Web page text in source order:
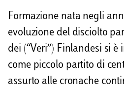
Formazione nata negli
evoluzione del disciolto
dei (“Veri”) Finlandesi si è
come piccolo partito di
assurto alle cronache